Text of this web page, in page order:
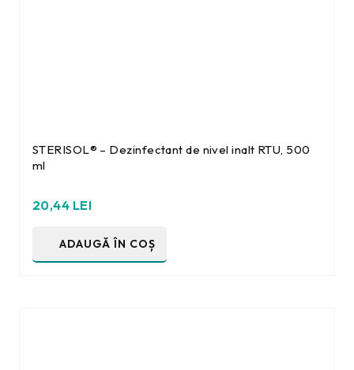
STERISOL® – Dezinfectant de nivel inalt RTU, 500
ml
20,44 LEI
ADAUGĂ ÎN COȘ